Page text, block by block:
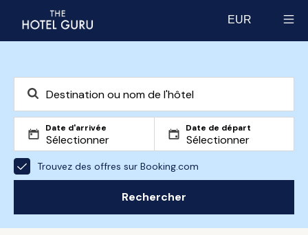
EUR
Date d'arrivée Date de départ
Trouvez des offres sur Booking.com
Rechercher